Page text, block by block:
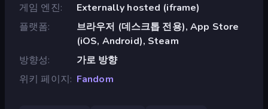
게임 엔진
Externally hosted (iframe)
플랫폼
브라우저 (데스크톱 전용), App Store
(iOS, Android), Steam
방향성
가로 방향
위키 페이지
Fandom